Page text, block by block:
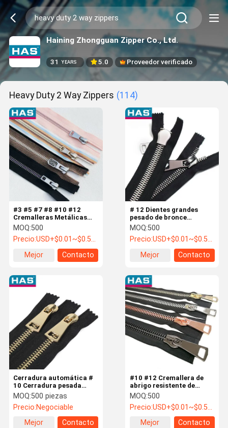
Haining Zhongguan Zipper Co., Ltd.
31 YEARS 5.0 Proveedor verificado
Heavy Duty 2 Way Zippers (114)
#3 #5 #7 #8 #10 #12
Cremalleras Metálicas
con Cursor de Bloqueo
Automático, Cremalleras
de Metal de Alta
Resistencia de 2 Vías
MOQ:500
Precio:USD+$0.01~$0.5+PC
Mejor
Contacto
# 12 Dientes grandes
pesado de bronce
cerradura de doble
sentido cerradura de
extremo abierto
MOQ:500
Precio:USD+$0.01~$0.5+PC
Mejor
Contacto
Cerradura automática #
10 Cerradura pesada
Cerradura de metal negro
chaqueta de cerradura
suave
MOQ:500 piezas
Precio:Negociable
Mejor
Contacto
#10 #12 Cremallera de
abrigo resistente de
extremo abierto con
cremallera de dientes
grandes para accesorios
de prendas de vestir
MOQ:500
Precio:USD+$0.01~$0.5+PC
Mejor
Contacto